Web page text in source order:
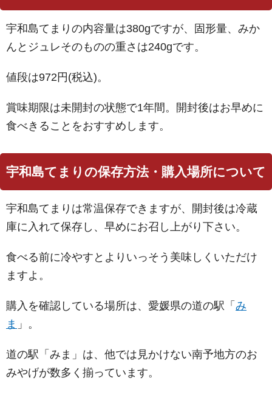
宇和島てまりの内容量は380gですが、固形量、みか
んとジュレそのものの重さは240gです。
値段は972円(税込)。
賞味期限は未開封の状態で1年間。開封後はお早めに
食べきることをおすすめします。
宇和島てまりの保存方法・購入場所について
宇和島てまりは常温保存できますが、開封後は冷蔵
庫に入れて保存し、早めにお召し上がり下さい。
食べる前に冷やすとよりいっそう美味しくいただけ
ますよ。
購入を確認している場所は、愛媛県の道の駅「 み
ま 」。
道の駅「みま」は、他では見かけない南予地方のお
みやげが数多く揃っています。